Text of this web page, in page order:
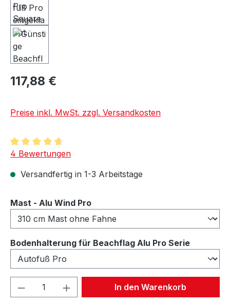
117,88 €
Preise inkl. MwSt. zzgl. Versandkosten
Durchschnittliche Bewertung von 4.75 von 5 Sternen
4 Bewertungen
Versandfertig in 1-3 Arbeitstage
Mast - Alu Wind Proauswählen
Bodenhalterung für Beachflag Alu Pro Serie
Produkt Anzahl: Gib denIn den Warenkorb